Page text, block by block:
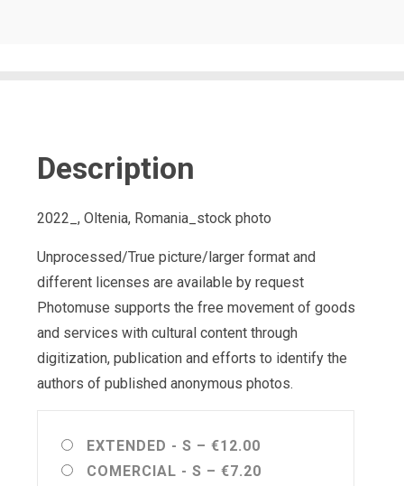
Description
2022_, Oltenia, Romania_stock photo
Unprocessed/True picture/larger format and
different licenses are available by request
Photomuse supports the free movement of goods
and services with cultural content through
digitization, publication and efforts to identify the
authors of published anonymous photos.
EXTENDED - S – €12.00
COMERCIAL - S – €7.20